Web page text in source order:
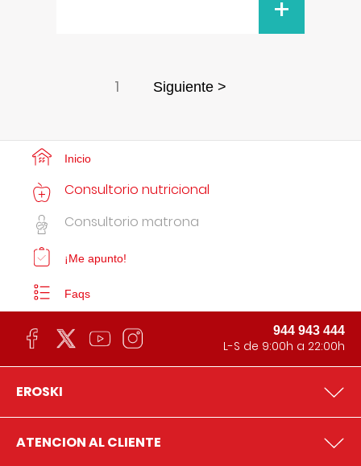
+
1 Siguiente >
Inicio
Consultorio nutricional
Consultorio matrona
¡Me apunto!
Faqs
944 943 444
L-S de 9:00h a 22:00h
EROSKI
ATENCION AL CLIENTE